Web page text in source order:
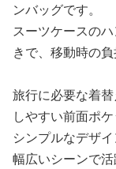
ンバッグです。
スーツケースの
きで、移動時の負
旅行に必要な着
しやすい前面ポケ
シンプルなデザ
幅広いシーンで活